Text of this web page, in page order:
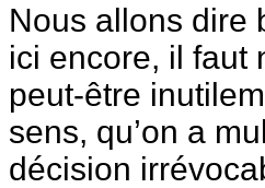
Nous allons dire
ici encore, il faut
peut-être
sens, qu’on a
décision